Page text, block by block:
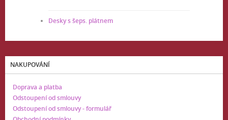
Desky s šeps. plátnem
NAKUPOVÁNÍ
Doprava a platba
Odstoupení od smlouvy
Odstoupení od smlouvy - formulář